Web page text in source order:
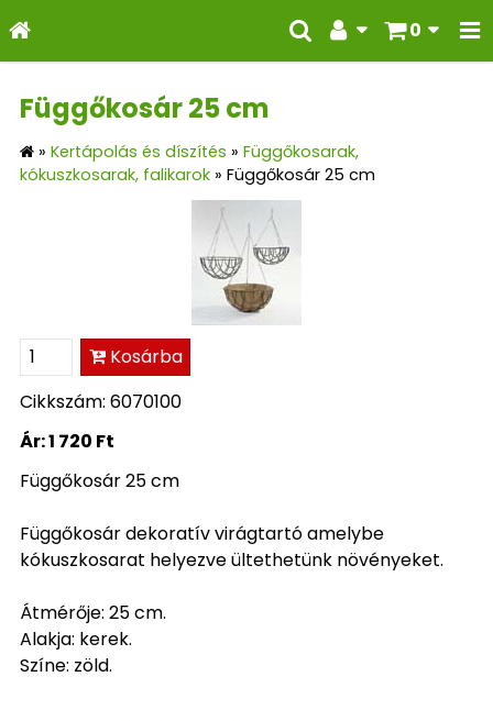
0
Függőkosár 25 cm
» Kertápolás és díszítés » Függőkosarak,
kókuszkosarak, falikarok » Függőkosár 25 cm
Kosárba
Cikkszám: 6070100
Ár:1 720 Ft
Függőkosár 25 cm
Függőkosár dekoratív virágtartó amelybe
kókuszkosarat helyezve ültethetünk növényeket.
Átmérője: 25 cm.
Alakja: kerek.
Színe: zöld.